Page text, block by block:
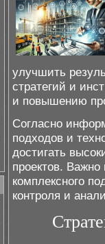
улучшить
стратегий и
и повышению
Согласно
подходов и
достигать
проектов. Важно
комплексного
контроля и